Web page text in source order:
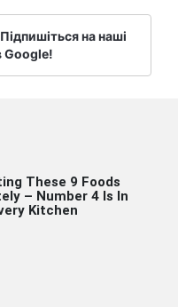
на наші
Google!